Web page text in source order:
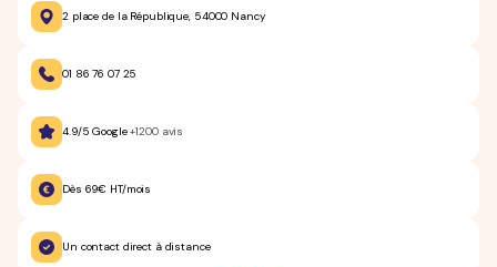
2 place de la République, 54000 Nancy
01 86 76 07 25
4.9/5 Google+1200 avis
Dès 69€ HT/mois
Un contact direct à distance